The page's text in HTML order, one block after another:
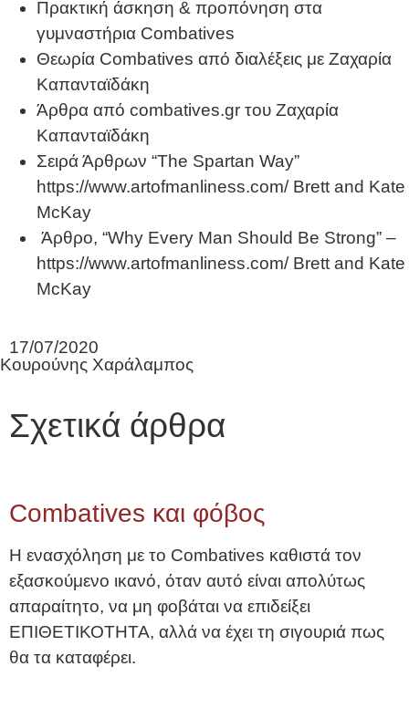
Πρακτική άσκηση & προπόνηση στα
γυμναστήρια Combatives
Θεωρία Combatives από διαλέξεις με Ζαχαρία
Καπανταϊδάκη
Άρθρα από combatives.gr του Ζαχαρία
Καπανταϊδάκη
Σειρά Άρθρων “The Spartan Way”
https://www.artofmanliness.com/ Brett and Kate
McKay
Άρθρο, “Why Every Man Should Be Strong” –
https://www.artofmanliness.com/ Brett and Kate
McKay
17/07/2020
Κουρούνης Χαράλαμπος
Σχετικά άρθρα
Combatives και φόβος
Η ενασχόληση με το Combatives καθιστά τον
εξασκούμενο ικανό, όταν αυτό είναι απολύτως
απαραίτητο, να μη φοβάται να επιδείξει
ΕΠΙΘΕΤΙΚΟΤΗΤΑ, αλλά να έχει τη σιγουριά πως
θα τα καταφέρει.